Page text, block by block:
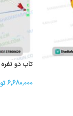
تاب دو نفره
۶,۶۸۰,۰۰۰